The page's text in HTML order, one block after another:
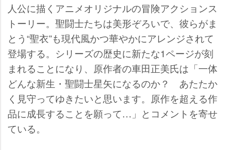
人公に描くアニメオリジナルの冒険アクションス
トーリー。聖闘士たちは美形ぞろいで、彼らがま
とう“聖衣”も現代風かつ華やかにアレンジされて
登場する。シリーズの歴史に新たな1ページが刻
まれることになり、原作者の車田正美氏は「一体
どんな新生・聖闘士星矢になるのか？ あたたか
く見守ってゆきたいと思います。原作を超える作
品に成長することを願って…」とコメントを寄せ
ている。